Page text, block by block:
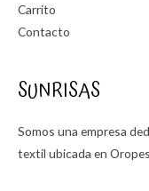
Carrito
Contacto
SUNRISAS
Somos una empresa
textil ubicada en